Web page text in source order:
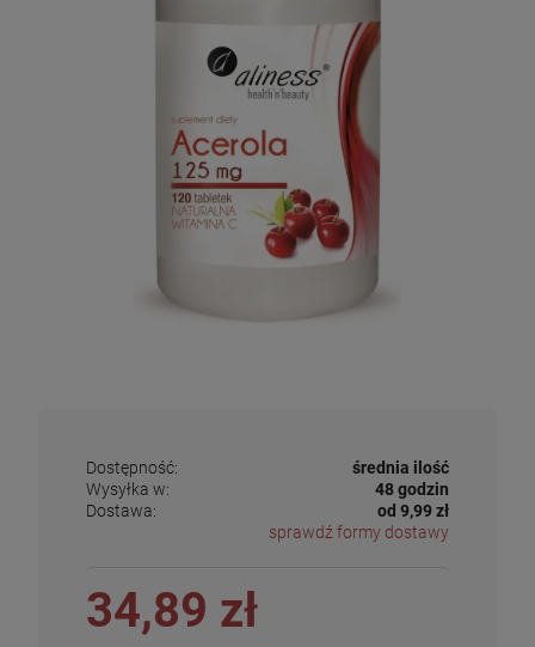
Dostępność:
średnia ilość
Wysyłka w:
48 godzin
Dostawa:
od 9,99 zł
sprawdź formy dostawy
34,89 zł